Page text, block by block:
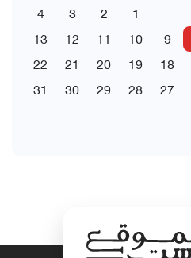
1
2
3
4
9
10
11
12
13
18
19
20
21
22
27
28
29
30
31